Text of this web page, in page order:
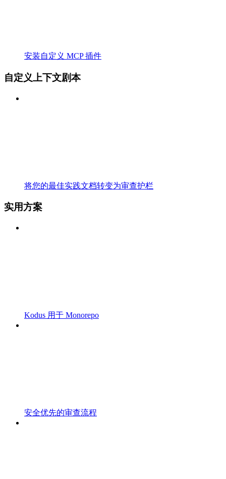
安装自定义 MCP 插件
自定义上下文剧本
将您的最佳实践文档转变为审查护栏
实用方案
Kodus 用于 Monorepo
安全优先的审查流程